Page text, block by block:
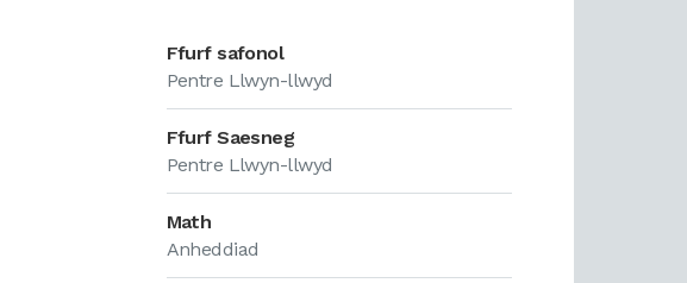
Ffurf safonol
Pentre Llwyn-llwyd
Ffurf Saesneg
Pentre Llwyn-llwyd
Math
Anheddiad